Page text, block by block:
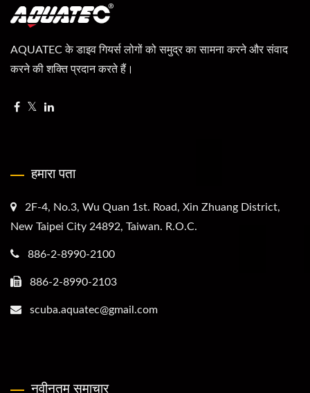
AQUATEC के डाइव गियर्स लोगों को समुद्र का सामना करने और संवाद
करने की शक्ति प्रदान करते हैं।
हमारा पता
2F-4, No.3, Wu Quan 1st. Road, Xin Zhuang District,
New Taipei City 24892, Taiwan. R.O.C.
886-2-8990-2100
886-2-8990-2103
scuba.aquatec@gmail.com
नवीनतम समाचार